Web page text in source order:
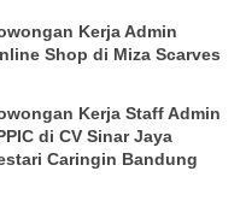
Kerja Admin
Shop di Miza Scarves
Kerja Staff Admin
di CV Sinar Jaya
Caringin Bandung